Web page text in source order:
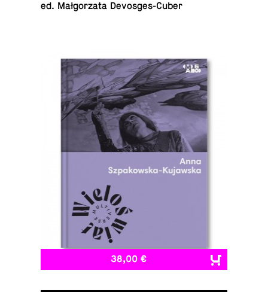
ed. Małgorzata Devosges-Cuber
38,00 €